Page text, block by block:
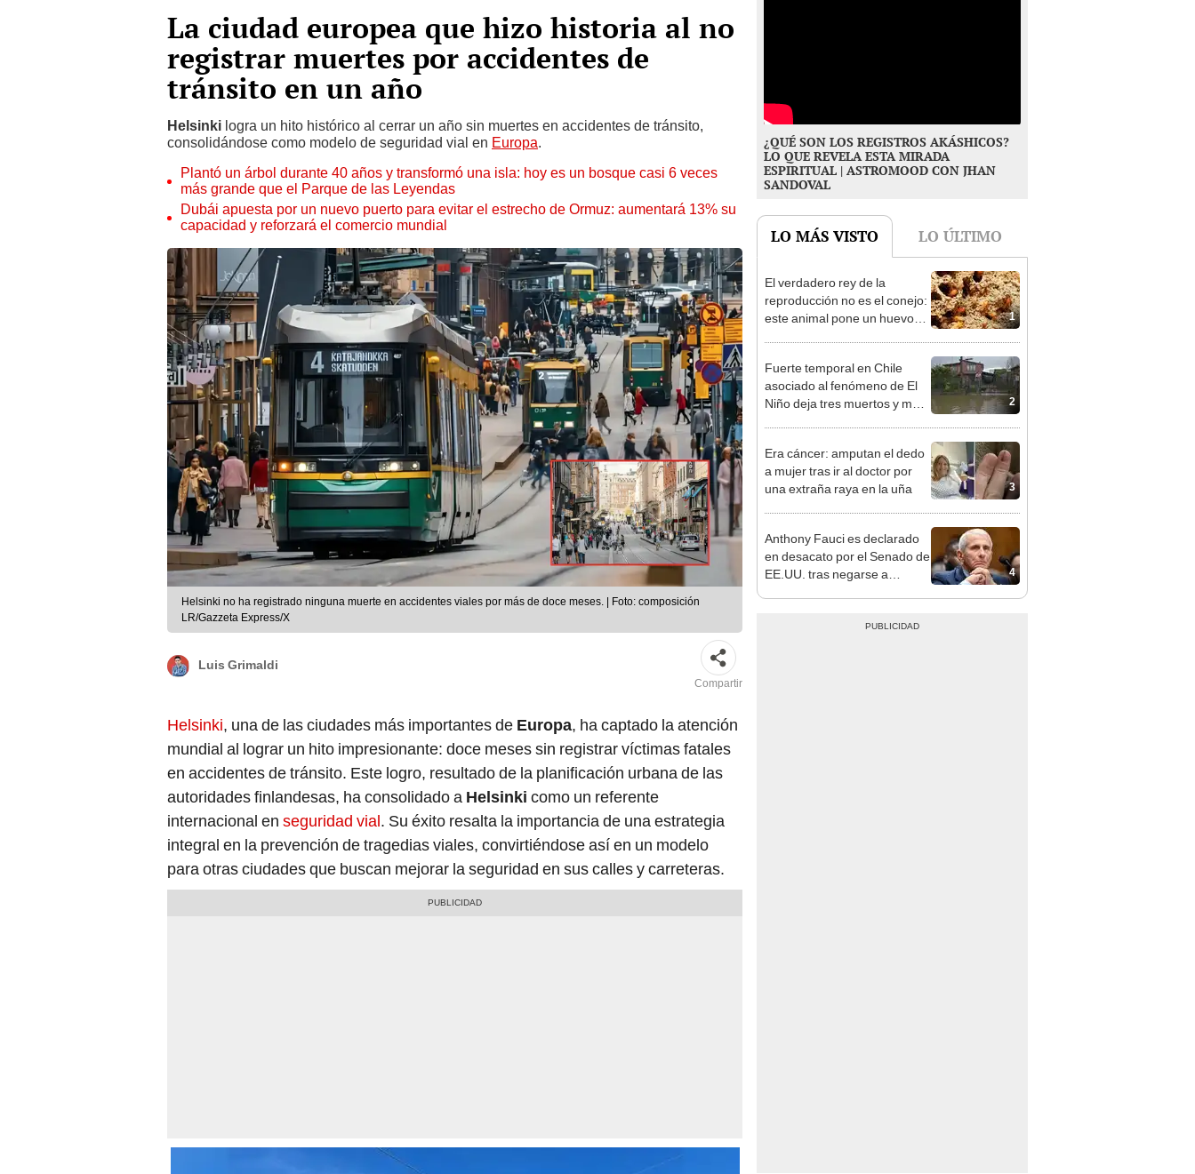
La ciudad europea que hizo historia al no
registrar muertes por accidentes de
tránsito en un año
Helsinki logra un hito histórico al cerrar un año sin muertes en accidentes de tránsito,
consolidándose como modelo de seguridad vial en Europa.
Plantó un árbol durante 40 años y transformó una isla: hoy es un bosque casi 6 veces
más grande que el Parque de las Leyendas
Dubái apuesta por un nuevo puerto para evitar el estrecho de Ormuz: aumentará 13% su
capacidad y reforzará el comercio mundial
Helsinki no ha registrado ninguna muerte en accidentes viales por más de doce meses. | Foto: composición
LR/Gazzeta Express/X
Luis Grimaldi
Compartir
Helsinki, una de las ciudades más importantes de Europa, ha captado la atención
mundial al lograr un hito impresionante: doce meses sin registrar víctimas fatales
en accidentes de tránsito. Este logro, resultado de la planificación urbana de las
autoridades finlandesas, ha consolidado a Helsinki como un referente
internacional en seguridad vial. Su éxito resalta la importancia de una estrategia
integral en la prevención de tragedias viales, convirtiéndose así en un modelo
para otras ciudades que buscan mejorar la seguridad en sus calles y carreteras.
¿QUÉ SON LOS REGISTROS AKÁSHICOS?
LO QUE REVELA ESTA MIRADA
ESPIRITUAL | ASTROMOOD CON JHAN
SANDOVAL
LO MÁS VISTO LO ÚLTIMO
1
El verdadero rey de la
reproducción no es el conejo:
este animal pone un huevo
habita la Antártida
2
Fuerte temporal en Chile
asociado al fenómeno de El
Niño deja tres muertos y más
3
Era cáncer: amputan el dedo
a mujer tras ir al doctor por
una extraña raya en la uña
4
Anthony Fauci es declarado
en desacato por el Senado de
EE.UU. tras negarse a